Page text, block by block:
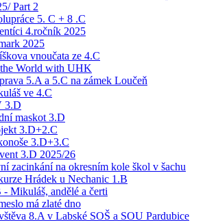
Part 2
5. C + 8 .C
4.ročník 2025
2025
vnoučata ze 4.C
World with UHK
5.A a 5.C na zámek Loučeň
ve 4.C
3.D
maskot 3.D
3.D+2.C
3.D+3.C
3.D 2025/26
zacinkání na okresním kole škol v šachu
Hrádek u Nechanic 1.B
- Mikuláš, andělé a čerti
má zlaté dno
8.A v Labské SOŠ a SOU Pardubice